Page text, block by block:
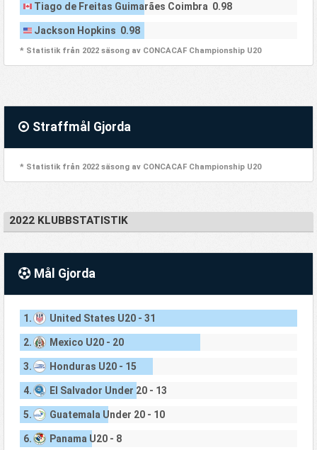
Tiago de Freitas Guimarães Coimbra 0.98
Jackson Hopkins 0.98
* Statistik från 2022 säsong av CONCACAF Championship U20
Straffmål Gjorda
* Statistik från 2022 säsong av CONCACAF Championship U20
2022 KLUBBSTATISTIK
Mål Gjorda
1. United States U20 - 31
2. Mexico U20 - 20
3. Honduras U20 - 15
4. El Salvador Under 20 - 13
5. Guatemala Under 20 - 10
6. Panama U20 - 8